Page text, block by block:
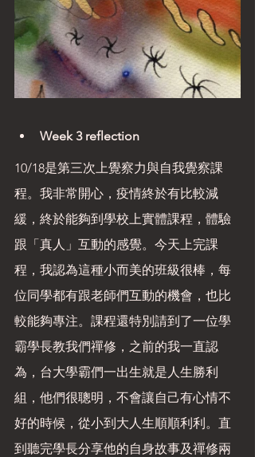
Week 3 reflection
10/18是第三次上覺察力與自我覺察課
程。我非常開心，疫情終於有比較減
緩，終於能夠到學校上實體課程，體驗
跟「真人」互動的感覺。今天上完課
程，我認為這種小而美的班級很棒，每
位同學都有跟老師們互動的機會，也比
較能夠專注。課程還特別請到了一位學
霸學長教我們禪修，之前的我一直認
為，台大學霸們一出生就是人生勝利
組，他們很聰明，不會讓自己有心情不
好的時候，從小到大人生順順利利。直
到聽完學長分享他的自身故事及禪修兩